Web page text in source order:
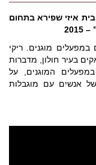
איזי שפירא בתחום
במפעלים מוגנים. ריקי
בעיר חולון, מדברות
המוגנים, על
אנשים עם מוגבלות